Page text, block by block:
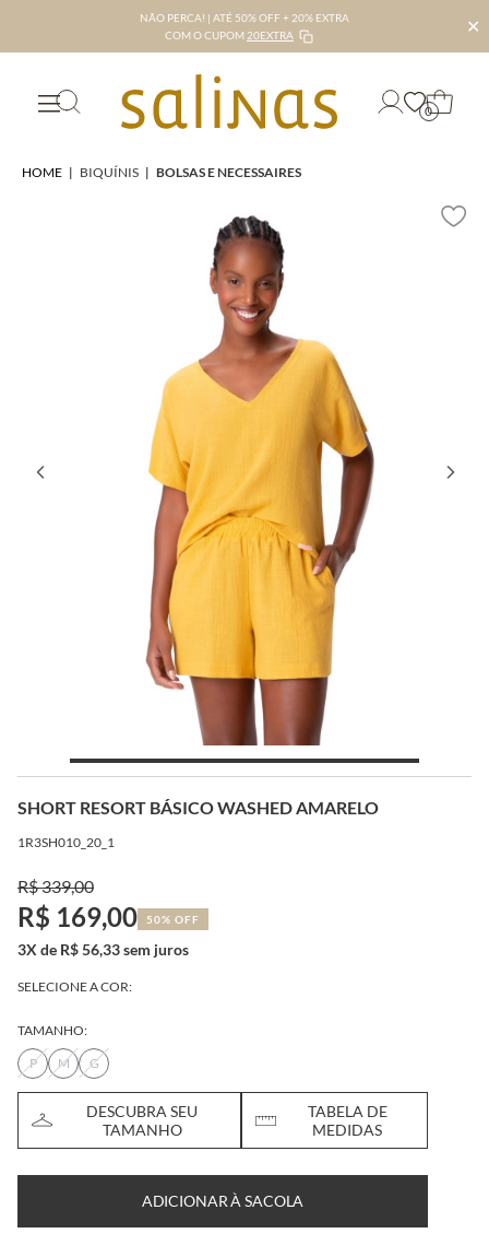
NÃO PERCA! | ATÉ 50% OFF + 20% EXTRA
COM O CUPOM 20EXTRA ✕
0
HOME | BIQUÍNIS | BOLSAS E NECESSAIRES
SHORT RESORT BÁSICO WASHED AMARELO
1R3SH010_20_1
R$ 339,00
R$ 169,00 50% OFF
3X de R$ 56,33 sem juros
SELECIONE A COR:
TAMANHO:
P
M G
DESCUBRA SEU
TAMANHO
TABELA DE
MEDIDAS
ADICIONAR À SACOLA